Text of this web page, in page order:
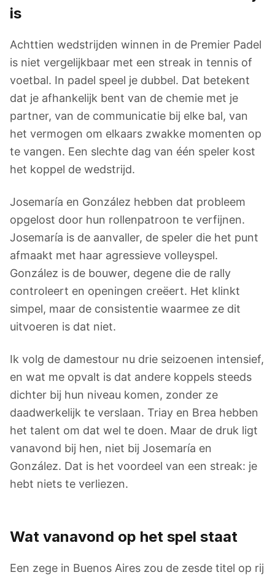
is
Achttien wedstrijden winnen in de Premier Padel
is niet vergelijkbaar met een streak in tennis of
voetbal. In padel speel je dubbel. Dat betekent
dat je afhankelijk bent van de chemie met je
partner, van de communicatie bij elke bal, van
het vermogen om elkaars zwakke momenten op
te vangen. Een slechte dag van één speler kost
het koppel de wedstrijd.
Josemaría en González hebben dat probleem
opgelost door hun rollenpatroon te verfijnen.
Josemaría is de aanvaller, de speler die het punt
afmaakt met haar agressieve volleyspel.
González is de bouwer, degene die de rally
controleert en openingen creëert. Het klinkt
simpel, maar de consistentie waarmee ze dit
uitvoeren is dat niet.
Ik volg de damestour nu drie seizoenen intensief,
en wat me opvalt is dat andere koppels steeds
dichter bij hun niveau komen, zonder ze
daadwerkelijk te verslaan. Triay en Brea hebben
het talent om dat wel te doen. Maar de druk ligt
vanavond bij hen, niet bij Josemaría en
González. Dat is het voordeel van een streak: je
hebt niets te verliezen.
Wat vanavond op het spel staat
Een zege in Buenos Aires zou de zesde titel op rij